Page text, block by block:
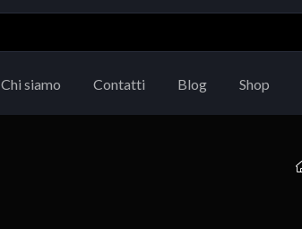
Chi siamo Contatti Blog Shop